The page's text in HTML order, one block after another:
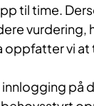
til time.
vurdering,
oppfatter vi
på